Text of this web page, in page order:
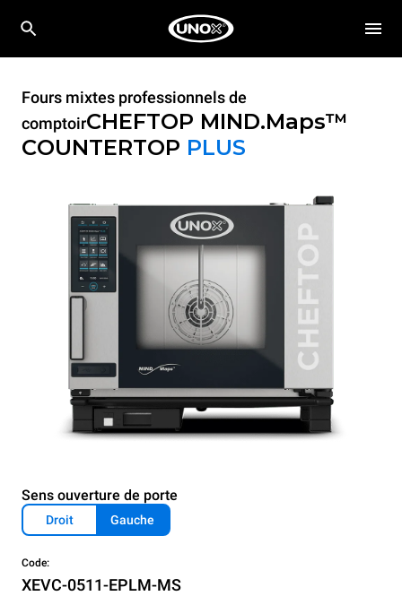
Fours mixtes professionnels de
comptoirCHEFTOP MIND.Maps™
COUNTERTOP PLUS
Sens ouverture de porte
Droit Gauche
Code:
XEVC-0511-EPLM-MS